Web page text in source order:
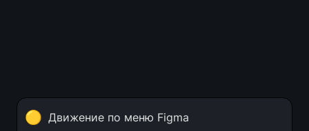
🟡 Движение по меню Figma